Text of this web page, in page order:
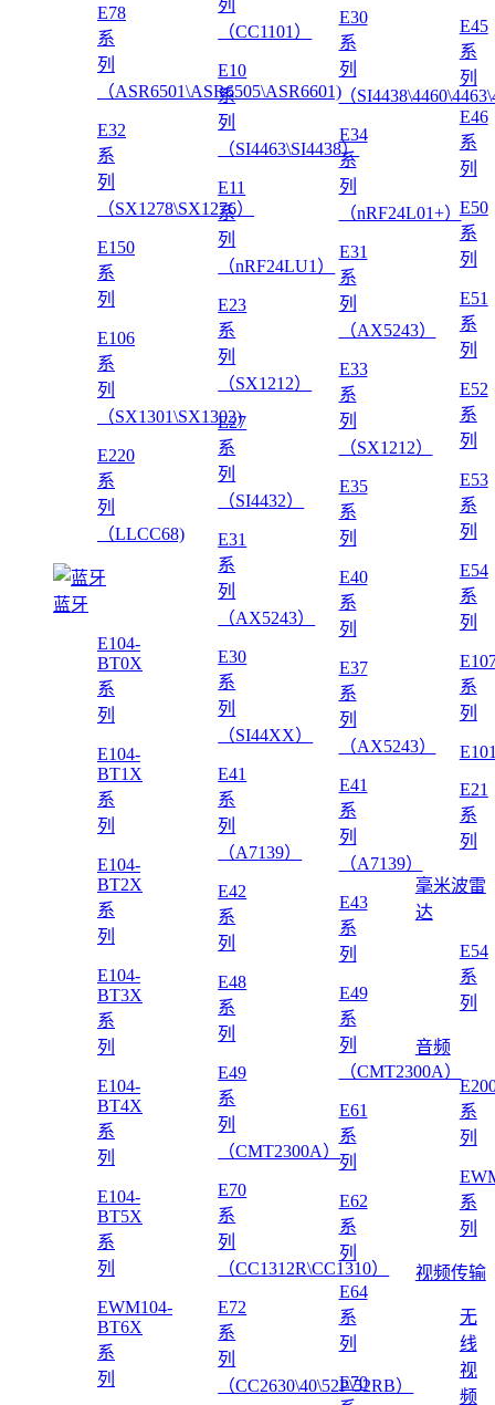
E78
系
列
（ASR6501\ASR6505\ASR6601)
E32
系
列
（SX1278\SX1276）
E150
系
列
E106
系
列
（SX1301\SX1302)
E220
系
列
（LLCC68)
蓝牙
E104-
BT0X
系
列
E104-
BT1X
系
列
E104-
BT2X
系
列
E104-
BT3X
系
列
E104-
BT4X
系
列
E104-
BT5X
系
列
EWM104-
BT6X
系
列
列
（CC1101）
E10
系
列
（SI4463\SI4438）
E11
系
列
（nRF24LU1）
E23
系
列
（SX1212）
E27
系
列
（SI4432）
E31
系
列
（AX5243）
E30
系
列
（SI44XX）
E41
系
列
（A7139）
E42
系
列
E48
系
列
E49
系
列
（CMT2300A）
E70
系
列
（CC1312R\CC1310）
E72
系
列
（CC2630\40\52P\52RB）
E30
系
列
（
E34
系
列
（nRF24L01+）
E31
系
列
（AX5243）
E33
系
列
（SX1212）
E35
系
列
E40
系
列
E37
系
列
（AX5243）
E41
系
列
（A7139）
E43
系
列
E49
系
列
（CMT2300A）
E61
系
列
E62
系
列
E64
系
列
E70
E45
系
列
E46
系
列
E50
系
列
E51
系
列
E52
系
列
E53
系
列
E54
系
列
系
列
E21
系
列
毫米波雷
达
E54
系
列
音频
系
列
系
列
视频传输
无
线
视
频